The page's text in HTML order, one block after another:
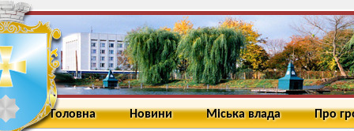
Головна Новини Міська влада Про